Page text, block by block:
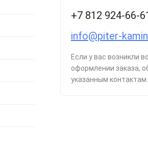
+7 812 924-66-
info@piter-
Если у вас возникли
оформлении заказа,
указанным контактам.